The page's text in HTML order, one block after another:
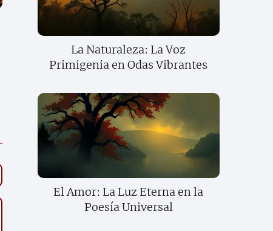
La Naturaleza: La Voz
Primigenia en Odas Vibrantes
El Amor: La Luz Eterna en la
Poesía Universal